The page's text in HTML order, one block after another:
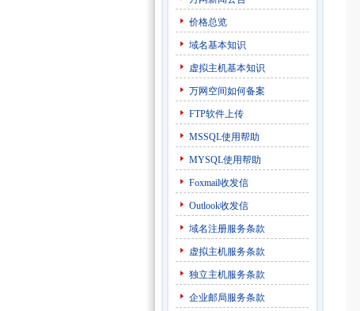
价格总览
域名基本知识
虚拟主机基本知识
万网空间如何备案
FTP软件上传
MSSQL使用帮助
MYSQL使用帮助
Foxmail收发信
Outlook收发信
域名注册服务条款
虚拟主机服务条款
独立主机服务条款
企业邮局服务条款